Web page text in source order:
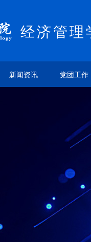
经济管理
新闻资讯 党团工作